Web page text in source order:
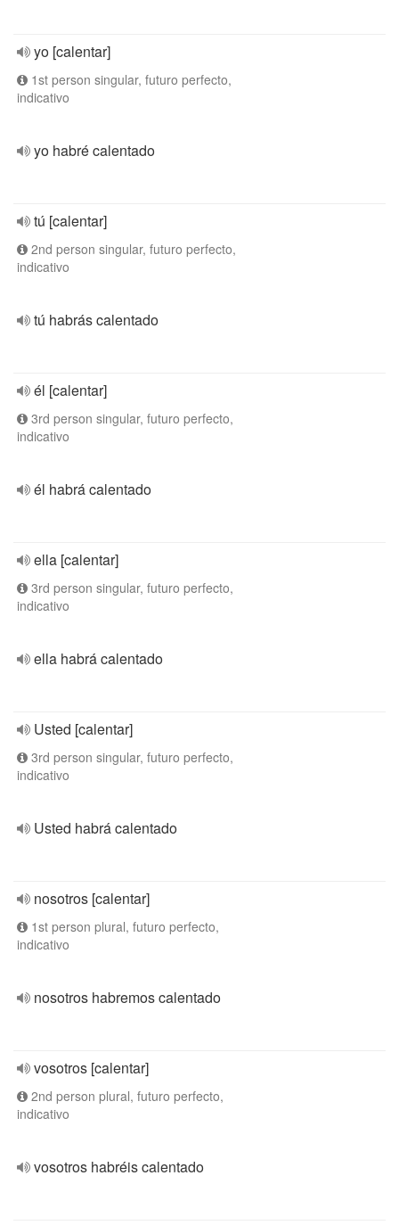
yo [calentar]
1st person singular, futuro perfecto,
indicativo
yo habré calentado
tú [calentar]
2nd person singular, futuro perfecto,
indicativo
tú habrás calentado
él [calentar]
3rd person singular, futuro perfecto,
indicativo
él habrá calentado
ella [calentar]
3rd person singular, futuro perfecto,
indicativo
ella habrá calentado
Usted [calentar]
3rd person singular, futuro perfecto,
indicativo
Usted habrá calentado
nosotros [calentar]
1st person plural, futuro perfecto,
indicativo
nosotros habremos calentado
vosotros [calentar]
2nd person plural, futuro perfecto,
indicativo
vosotros habréis calentado